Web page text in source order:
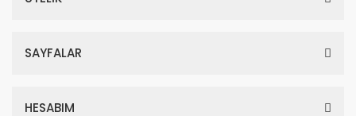
SAYFALAR
HESABIM